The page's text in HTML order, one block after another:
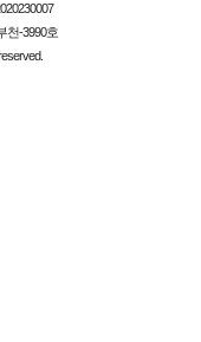
천-3990호